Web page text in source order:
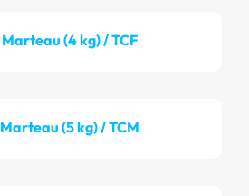
Marteau (4 kg) / TCF
Marteau (5 kg) / TCM